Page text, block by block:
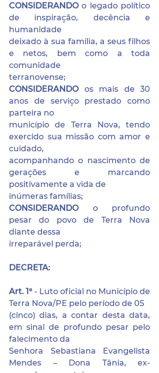
CONSIDERANDO o legado político
de inspiração, decência e
humanidade
deixado à sua família, a seus filhos
e netos, bem como a toda
comunidade
terranovense;
CONSIDERANDO os mais de 30
anos de serviço prestado como
parteira no
município de Terra Nova, tendo
exercido sua missão com amor e
cuidado,
acompanhando o nascimento de
gerações e marcando
positivamente a vida de
inúmeras famílias;
CONSIDERANDO o profundo
pesar do povo de Terra Nova
diante dessa
irreparável perda;
DECRETA:
Art. 1° - Luto oficial no Município de
Terra Nova/PE pelo período de 05
(cinco) dias, a contar desta data,
em sinal de profundo pesar pelo
falecimento da
Senhora Sebastiana Evangelista
Mendes – Dona Tânia, ex-